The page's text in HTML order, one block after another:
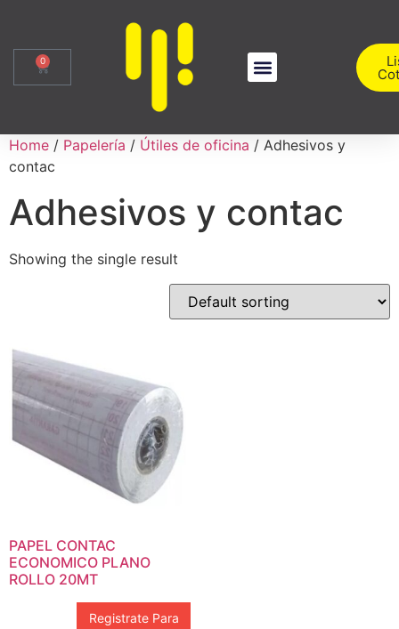
0
Home / Papelería / Útiles de oficina / Adhesivos y
contac
Adhesivos y contac
Showing the single result
PAPEL CONTAC
ECONOMICO PLANO
ROLLO 20MT
Registrate Para